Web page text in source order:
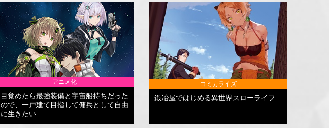
アニメ化
目覚めたら最強装備と宇宙船持ちだった
ので、一戸建て目指して傭兵として自由
に生きたい
コミカライズ
鍛冶屋ではじめる異世界スローライフ